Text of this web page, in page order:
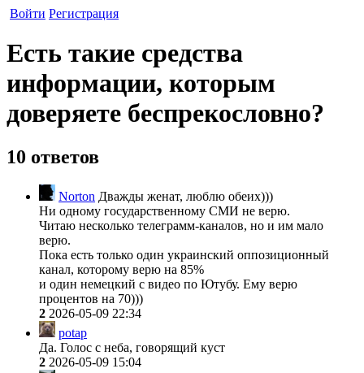
Войти Регистрация
Есть такие средства
информации, которым
доверяете беспрекословно?
10 ответов
Norton Дважды женат, люблю обеих)))
Ни одному государственному СМИ не верю.
Читаю несколько телеграмм-каналов, но и им мало
верю.
Пока есть только один украинский оппозиционный
канал, которому верю на 85%
и один немецкий с видео по Ютубу. Ему верю
процентов на 70)))
2 2026-05-09 22:34
potap
Да. Голос с неба, говорящий куст
2 2026-05-09 15:04